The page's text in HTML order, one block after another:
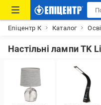
Епіцентр К Каталог
Настільні лампи TK